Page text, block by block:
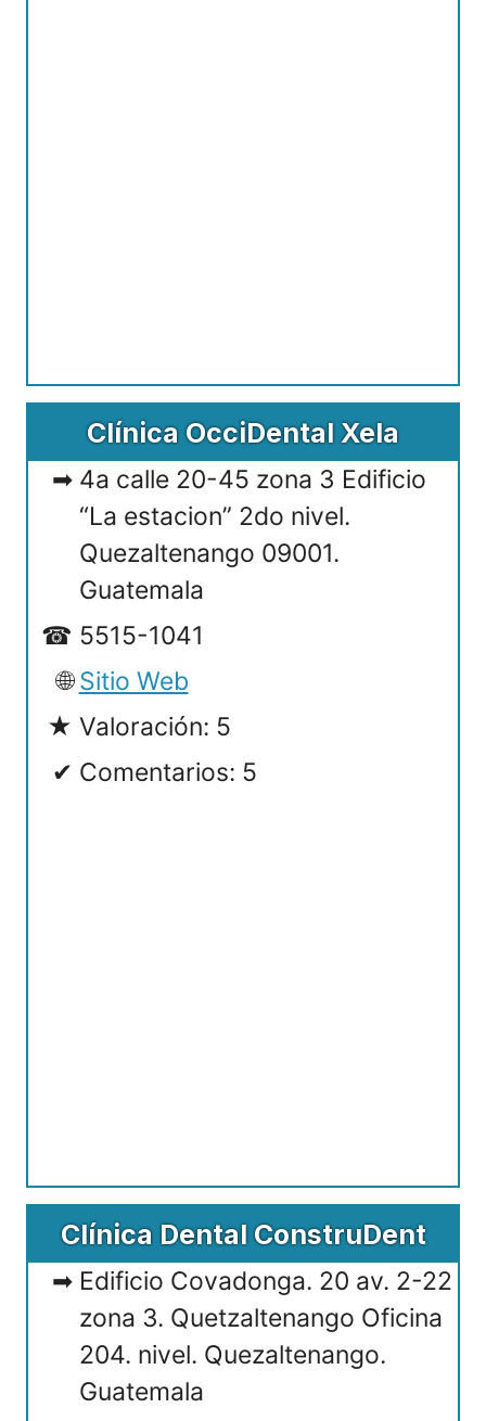
Clínica OcciDental Xela
4a calle 20-45 zona 3 Edificio
“La estacion” 2do nivel.
Quezaltenango 09001.
Guatemala
5515-1041
Sitio Web
Valoración: 5
Comentarios: 5
Clínica Dental ConstruDent
Edificio Covadonga. 20 av. 2-22
zona 3. Quetzaltenango Oficina
204. nivel. Quezaltenango.
Guatemala